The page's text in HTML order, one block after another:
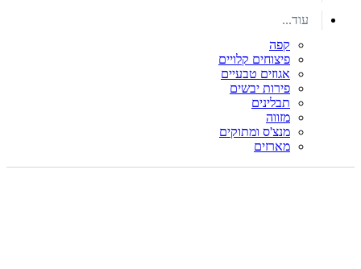
עוד...
קפה
פיצוחים קלויים
אגוזים טבעיים
פירות יבשים
תבלינים
מזווה
מנצ'ס ומתוקים
מארזים